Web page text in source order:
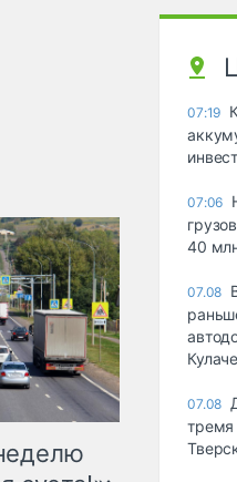
07:19
07:06
40
07.08
07.08
тремя